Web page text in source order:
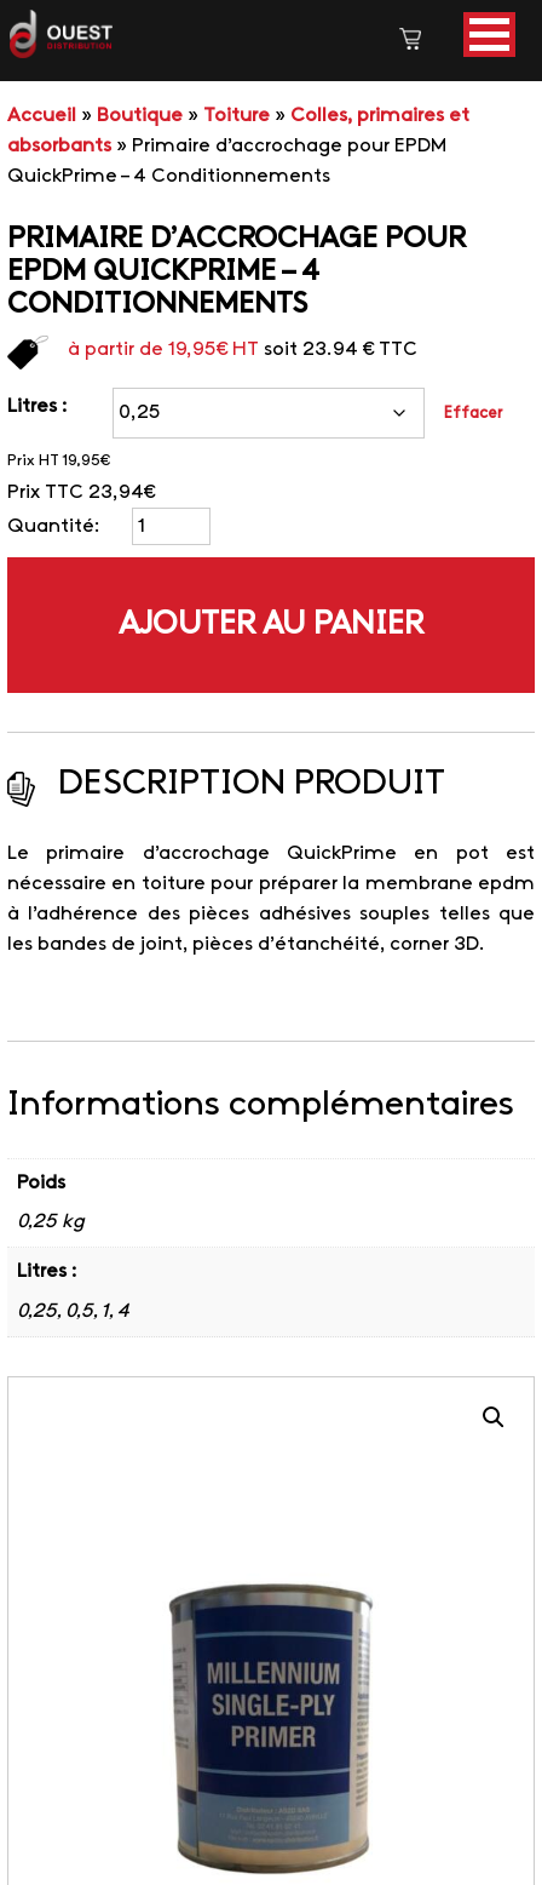
Accueil » Boutique » Toiture » Colles, primaires et
absorbants» Primaire d’accrochage pour EPDM
QuickPrime – 4 Conditionnements
PRIMAIRE D’ACCROCHAGE POUR
EPDM QUICKPRIME – 4
CONDITIONNEMENTS
à partir de 19,95€HT soit 23.94 € TTC
Litres : Effacer
Prix HT 19,95€
Prix TTC 23,94€
Quantité:
AJOUTER AU PANIER
DESCRIPTION PRODUIT
Le primaire d’accrochage QuickPrime en pot est
nécessaire en toiture pour préparer la membrane epdm
à l’adhérence des pièces adhésives souples telles que
les bandes de joint, pièces d’étanchéité, corner 3D.
Informations complémentaires
Poids
0,25 kg
Litres :
0,25, 0,5, 1, 4